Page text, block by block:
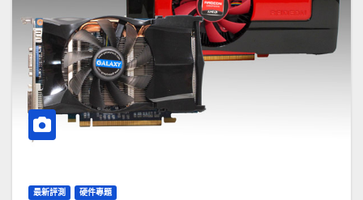
最新評測 硬件專題